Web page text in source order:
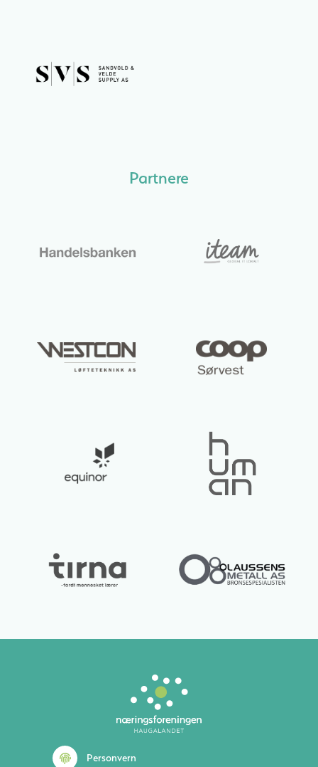
Partnere
Personvern
Lurer du på noe? 😊